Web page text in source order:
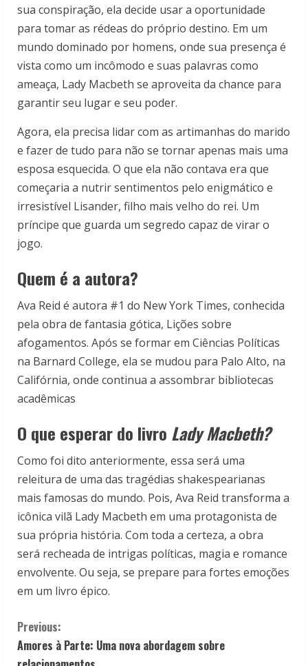
sua conspiração, ela decide usar a oportunidade
para tomar as rédeas do próprio destino. Em um
mundo dominado por homens, onde sua presença é
vista como um incômodo e suas palavras como
ameaça, Lady Macbeth se aproveita da chance para
garantir seu lugar e seu poder.
Agora, ela precisa lidar com as artimanhas do marido
e fazer de tudo para não se tornar apenas mais uma
esposa esquecida. O que ela não contava era que
começaria a nutrir sentimentos pelo enigmático e
irresistível Lisander, filho mais velho do rei. Um
príncipe que guarda um segredo capaz de virar o
jogo.
Quem é a autora?
Ava Reid é autora #1 do New York Times, conhecida
pela obra de fantasia gótica, Lições sobre
afogamentos. Após se formar em Ciências Políticas
na Barnard College, ela se mudou para Palo Alto, na
Califórnia, onde continua a assombrar bibliotecas
acadêmicas
O que esperar do livro Lady Macbeth?
Como foi dito anteriormente, essa será uma
releitura de uma das tragédias shakespearianas
mais famosas do mundo. Pois, Ava Reid transforma a
icônica vilã Lady Macbeth em uma protagonista de
sua própria história. Com toda a certeza, a obra
será recheada de intrigas políticas, magia e romance
envolvente. Ou seja, se prepare para fortes emoções
em um livro épico.
C
Previous:
Amores à Parte: Uma nova abordagem sobre